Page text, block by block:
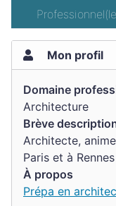
Mon profil
Domaine
Architecture
Brève
Architecte,
Paris et à Rennes
À propos
Prépa en